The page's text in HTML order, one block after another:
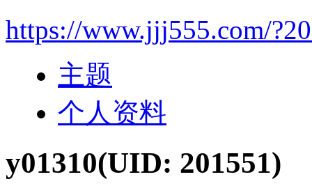
https://www.jjj555.com/
主题
个人资料
y01310(UID: 201551)